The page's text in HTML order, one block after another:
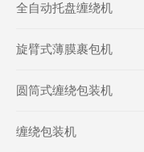
全自动托盘缠绕机
旋臂式薄膜裹包机
圆筒式缠绕包装机
缠绕包装机